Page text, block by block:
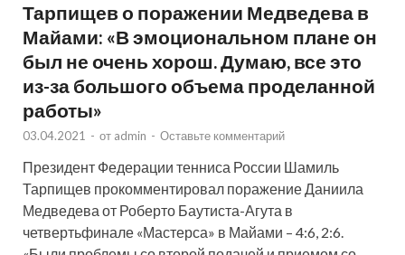
Тарпищев о поражении Медведева в
Майами: «В эмоциональном плане он
был не очень хорош. Думаю, все это
из-за большого объема проделанной
работы»
03.04.2021 - от admin - Оставьте комментарий
Президент Федерации тенниса России Шамиль
Тарпищев прокомментировал поражение Даниила
Медведева от Роберто Баутиста-Агута в
четвертьфинале «Мастерса» в Майами – 4:6, 2:6.